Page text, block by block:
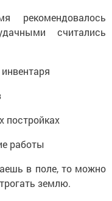
рекомендовалось
считались
постройках
работы
в поле, то можно
землю.